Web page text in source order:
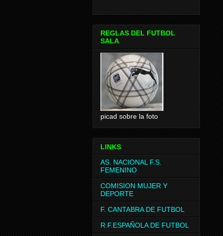
REGLAS DEL FUTBOL
SALA
picad sobre la foto
LINKS
AS. NACIONAL F.S.
FEMENINO
COMISION MUJER Y
DEPORTE
F. CANTABRA DE FUTBOL
R.F.ESPAÑOLA DE FUTBOL